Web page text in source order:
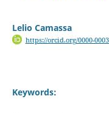
Lelio Camassa
https://orcid.org/0000-
Keywords: